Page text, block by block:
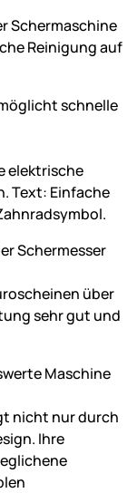
schnelle
Scher­messer
Maschine
nicht nur durch
Ihre